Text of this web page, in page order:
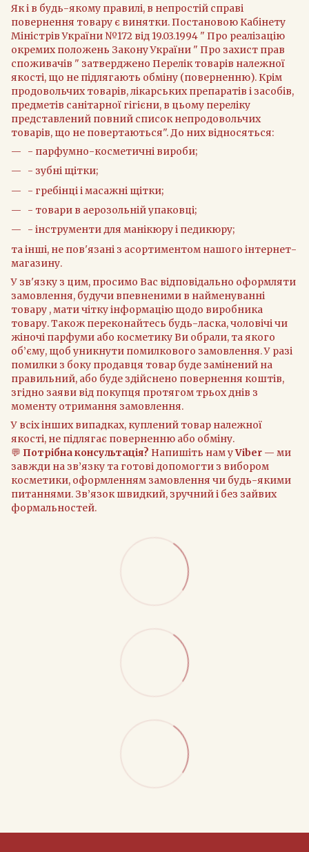
Як і в будь-якому правилі, в непростій справі
повернення товару є винятки. Постановою Кабінету
Міністрів України №172 від 19.03.1994 " Про реалізацію
окремих положень Закону України " Про захист прав
споживачів " затверджено Перелік товарів належної
якості, що не підлягають обміну (поверненню). Крім
продовольчих товарів, лікарських препаратів і засобів,
предметів санітарної гігієни, в цьому переліку
представлений повний список непродовольчих
товарів, що не повертаються". До них відносяться:
- парфумно-косметичні вироби;
- зубні щітки;
- гребінці і масажні щітки;
- товари в аерозольній упаковці;
- інструменти для манікюру і педикюру;
та інші, не пов'язані з асортиментом нашого інтернет-
магазину.
У зв'язку з цим, просимо Вас відповідально оформляти
замовлення, будучи впевненими в найменуванні
товару , мати чітку інформацію щодо виробника
товару. Також переконайтесь будь-ласка, чоловічі чи
жіночі парфуми або косметику Ви обрали, та якого
об’єму, щоб уникнути помилкового замовлення. У разі
помилки з боку продавця товар буде замінений на
правильний, або буде здійснено повернення коштів,
згідно заяви від покупця протягом трьох днів з
моменту отримання замовлення.
У всіх інших випадках, куплений товар належної
якості, не підлягає поверненню або обміну.
💬 Потрібна консультація? Напишіть нам уViber — ми
завжди на зв’язку та готові допомогти з вибором
косметики, оформленням замовлення чи будь-якими
питаннями. Зв’язок швидкий, зручний і без зайвих
формальностей.